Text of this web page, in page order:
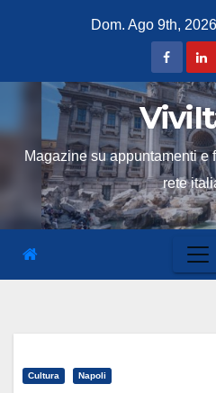
Dom. Ago 9th, 2026
Magazine su appuntamenti e
rete
Cultura Napoli